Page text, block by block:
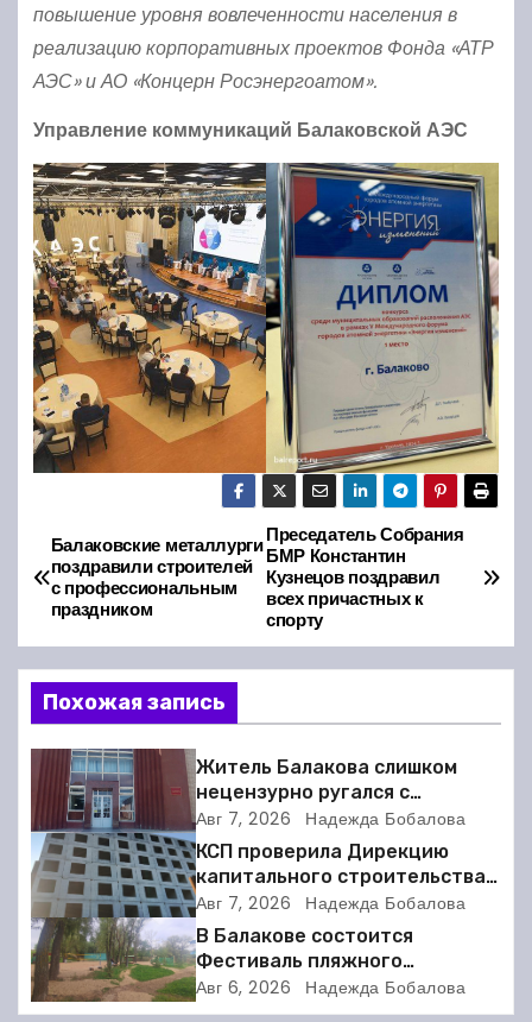
повышение уровня вовлеченности населения в
реализацию корпоративных проектов Фонда «АТР
АЭС» и АО «Концерн Росэнергоатом».
Управление коммуникаций Балаковской АЭС
Н
а
в
и
г
а
ц
и
я
п
Преседатель Собрания
БМР Константин
Кузнецов поздравил
всех причастных к
спорту
Балаковские металлурги
поздравили строителей
с профессиональным
праздником
Похожая запись
Житель Балакова слишком
нецензурно ругался с
соседкой и получил двое суток
ареста
Авг 7, 2026 Надежда Бобалова
КСП проверила Дирекцию
капитального строительства в
Балакове и нашла множество
нарушений
Авг 7, 2026 Надежда Бобалова
В Балакове состоится
Фестиваль пляжного
волейбола
Авг 6, 2026 Надежда Бобалова